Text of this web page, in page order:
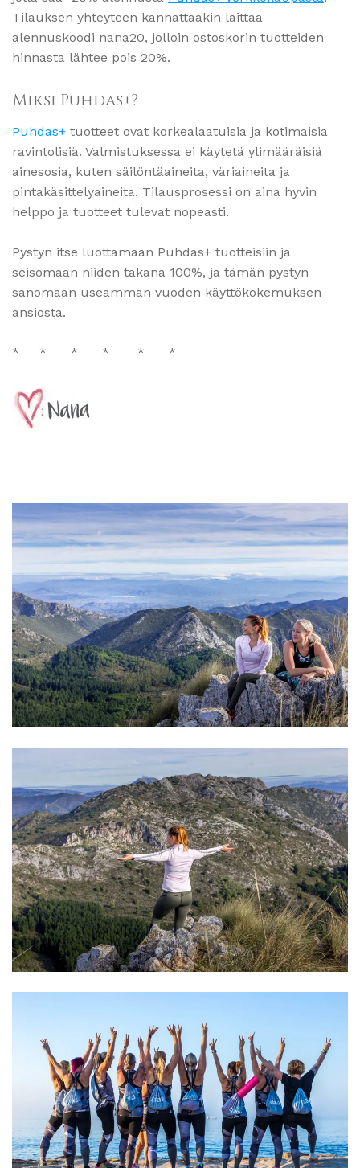
Tilauksen yhteyteen kannattaakin laittaa
alennuskoodi nana20, jolloin ostoskorin tuotteiden
hinnasta lähtee pois 20%.
Miksi Puhdas+?
Puhdas+ tuotteet ovat korkealaatuisia ja kotimaisia
ravintolisiä. Valmistuksessa ei käytetä ylimääräisiä
ainesosia, kuten säilöntäaineita, väriaineita ja
pintakäsittelyaineita. Tilausprosessi on aina hyvin
helppo ja tuotteet tulevat nopeasti.
Pystyn itse luottamaan Puhdas+ tuotteisiin ja
seisomaan niiden takana 100%, ja tämän pystyn
sanomaan useamman vuoden käyttökokemuksen
ansiosta.
* * * * * *